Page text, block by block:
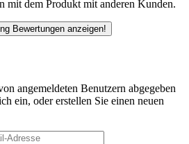
mit dem Produkt mit anderen Kunden.
Bewertungen anzeigen!
angemeldeten Benutzern abgegeben
ein, oder erstellen Sie einen neuen